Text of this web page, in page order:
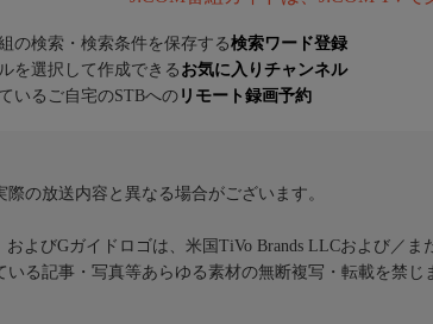
の検索・検索条件を保存する検索ワード登録
を選択して作成できる お気に入りチャンネル
いるご自宅のSTBへの リモート録画予約
の放送内容と異なる場合がございます。
よびGガイドロゴは、米国TiVo Brands LLCおよび／
る記事・写真等あらゆる素材の無断複写・転載を禁じ